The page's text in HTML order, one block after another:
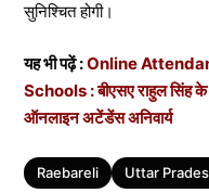
सुनिश्चित होगी।
यह भी पढ़ें :Online
Schools : बीएसए राहुल सिंह के
ऑनलाइन अटेंडेंस अनिवार्य
Tags
Raebareli Uttar